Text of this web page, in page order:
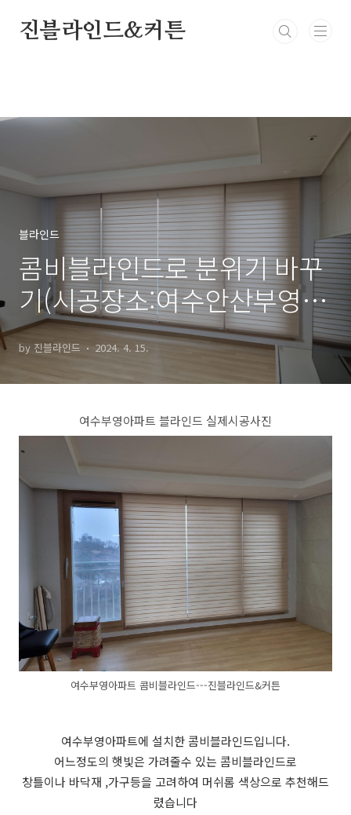
진블라인드&커튼
블라인드
콤비블라인드로 분위기 바꾸
기(시공장소:여수안산부영아
파트,여수웅천부영아파트)
by 진블라인드 2024. 4. 15.
여수부영아파트 블라인드 실제시공사진
여수부영아파트 콤비블라인드---진블라인드&커튼
여수부영아파트에 설치한 콤비블라인드입니다.
어느정도의 햇빛은 가려줄수 있는 콤비블라인드로
창틀이나 바닥재 ,가구등을 고려하여 머쉬롬 색상으로 추천해드
렸습니다